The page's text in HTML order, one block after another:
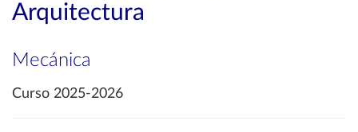
Arquitectura
Mecánica
Curso 2025-2026